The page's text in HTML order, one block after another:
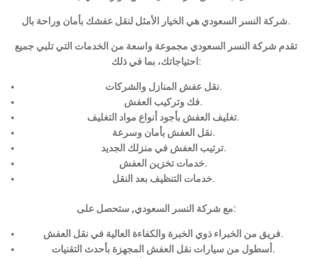
شركة النسر السعودي هي الخيار الأمثل لنقل عفشك بأمان وراحة بال.
تقدم شركة النسر السعودي مجموعة واسعة من الخدمات التي تلبي جميع
احتياجاتك، بما في ذلك:
نقل عفش المنازل والشركات.
فك وتركيب العفش.
تغليف العفش بأجود أنواع مواد التغليف.
نقل العفش بأمان وسرعة.
ترتيب العفش في منزلك الجديد.
خدمات تخزين العفش.
خدمات التنظيف بعد النقل.
مع شركة النسر السعودي, ستحصل على:
فريق من الخبراء ذوي الخبرة والكفاءة العالية في نقل العفش.
أسطول من سيارات نقل العفش المجهزة بأحدث التقنيات.